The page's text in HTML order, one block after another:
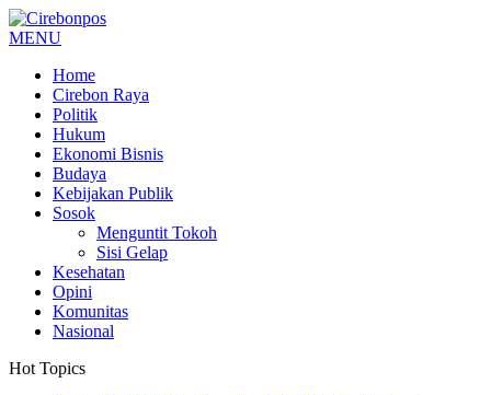
MENU
Home
Cirebon Raya
Politik
Hukum
Ekonomi Bisnis
Budaya
Kebijakan Publik
Sosok
Menguntit Tokoh
Sisi Gelap
Kesehatan
Opini
Komunitas
Nasional
Hot Topics